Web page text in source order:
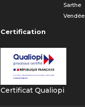
Sarthe
Vendée
Certification
Certificat Qualiopi